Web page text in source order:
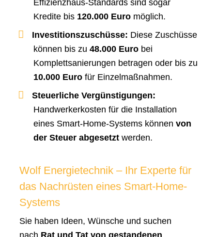
Effizienzhaus-Standards sind sogar
Kredite bis 120.000 Euro möglich.
Investitionszuschüsse: Diese Zuschüsse
können bis zu 48.000 Euro bei
Komplettsanierungen betragen oder bis zu
10.000 Euro für Einzelmaßnahmen.
Steuerliche Vergünstigungen:
Handwerkerkosten für die Installation
eines Smart-Home-Systems können von
der Steuer abgesetzt werden.
Wolf Energietechnik – Ihr Experte für
das Nachrüsten eines Smart-Home-
Systems
Sie haben Ideen, Wünsche und suchen